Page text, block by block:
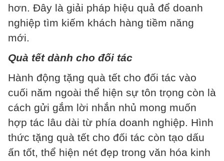
hơn. Đây là giải pháp hiệu quả để doanh
nghiệp tìm kiếm khách hàng tiềm năng
mới.
Quà tết dành cho đối tác
Hành động tặng quà tết cho đối tác vào
cuối năm ngoài thể hiện sự tôn trọng còn là
cách gửi gắm lời nhắn nhủ mong muốn
hợp tác lâu dài từ phía doanh nghiệp. Hình
thức tặng quà tết cho đối tác còn tạo dấu
ấn tốt, thể hiện nét đẹp trong văn hóa kinh